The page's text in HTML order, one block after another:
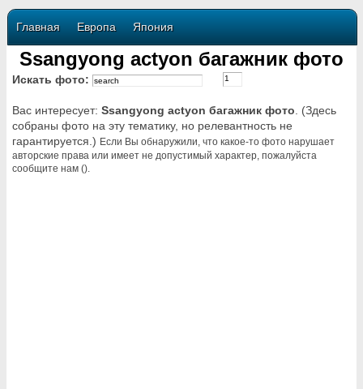
Главная Европа Япония
Ssangyong actyon багажник фото
Искать фото:
Вас интересует: Ssangyong actyon багажник фото . (Здесь
собраны фото на эту тематику, но релевантность не
гарантируется.) Если Вы обнаружили, что какое-то фото нарушает
авторские права или имеет не допустимый характер, пожалуйста
сообщите нам ().